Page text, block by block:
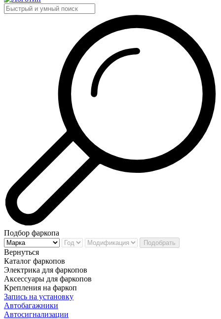
Подбор фаркопа
Подобрать
Вернуться
Каталог фаркопов
Электрика для фаркопов
Аксессуары для фаркопов
Крепления на фаркоп
Запись на установку
Автобагажники
Автосигнализации